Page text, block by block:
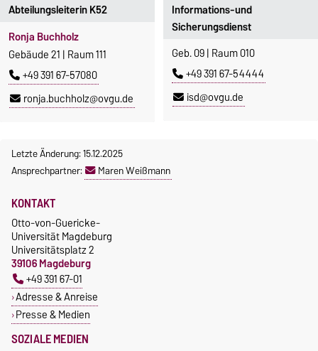
Abteilungsleiterin K52
Ronja Buchholz
Gebäude 21 | Raum 111
+49 391 67-57080
ronja.buchholz@ovgu.de
Informations-und
Sicherungsdienst
Geb. 09 | Raum 010
+49 391 67-54444
isd@ovgu.de
Letzte Änderung: 15.12.2025
Ansprechpartner:
Maren Weißmann
SOZIALE MEDIEN
KONTAKT
Otto-von-Guericke-
Universität Magdeburg
Universitätsplatz 2
39106 Magdeburg
+49 391 67-01
Adresse & Anreise
Presse & Medien